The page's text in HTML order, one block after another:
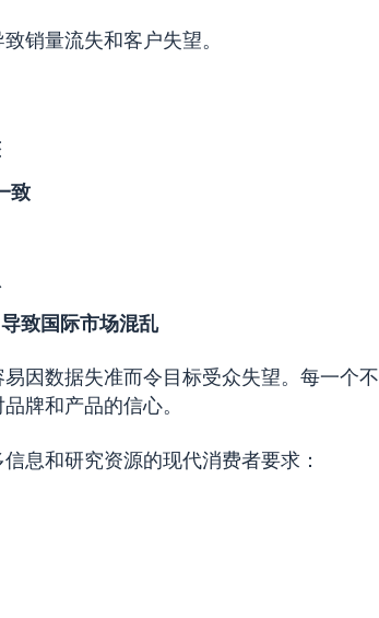
销量流失和客户失望。
致
致国际市场混乱
因数据失准而令目标受众失望。每一个不
牌和产品的信心。
息和研究资源的现代消费者要求：